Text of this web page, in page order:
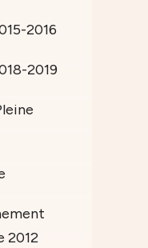
2016
2019
2012